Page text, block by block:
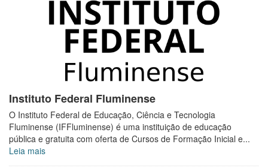
Instituto Federal Fluminense
O Instituto Federal de Educação, Ciência e Tecnologia
Fluminense (IFFluminense) é uma instituição de educação
pública e gratuita com oferta de Cursos de Formação Inicial e...
Leia mais